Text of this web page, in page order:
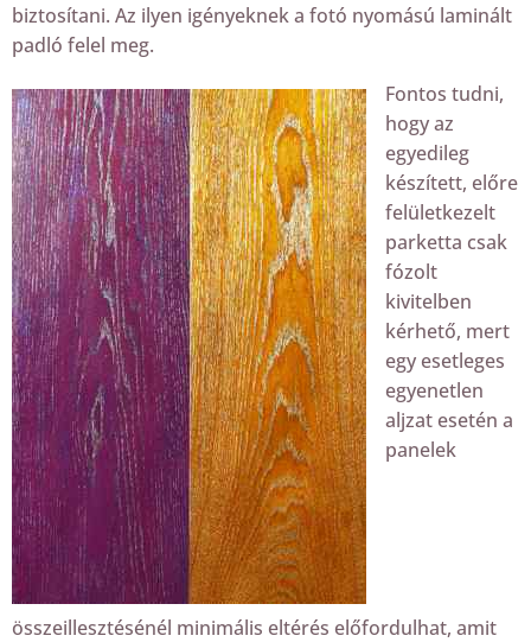
biztosítani. Az ilyen igényeknek a fotó nyomású laminált
padló felel meg.
Fontos tudni,
hogy az
egyedileg
készített, előre
felületkezelt
parketta csak
fózolt
kivitelben
kérhető, mert
egy esetleges
egyenetlen
aljzat esetén a
panelek
összeillesztésénél minimális eltérés előfordulhat, amit